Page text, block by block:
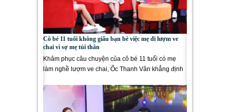
Cô bé 11 tuổi không giấu bạn bè việc mẹ đi lượm ve
chai vì sợ mẹ tủi thân
Khâm phục câu chuyện của cô bé 11 tuổi có mẹ
làm nghề lượm ve chai, Ốc Thanh Vân khẳng định